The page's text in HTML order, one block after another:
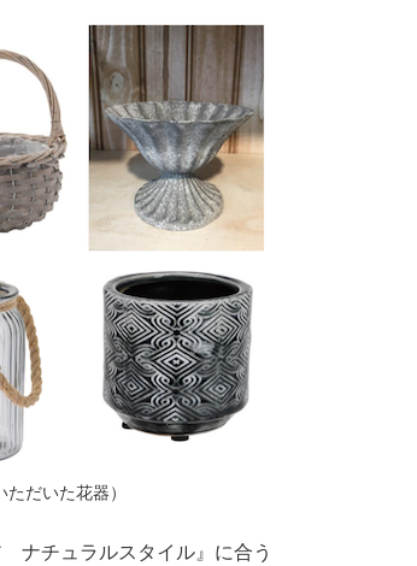
ただいた花器）
ナチュラルスタイル』に合う